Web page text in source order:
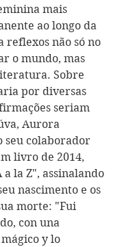
mais
ao longo da
reflexos não só no
o mundo, mas
Sobre
por diversas
seriam
Aurora
seu colaborador
livro de 2014,
la Z", assinalando
nascimento e os
morte: "Fui
con una
y lo